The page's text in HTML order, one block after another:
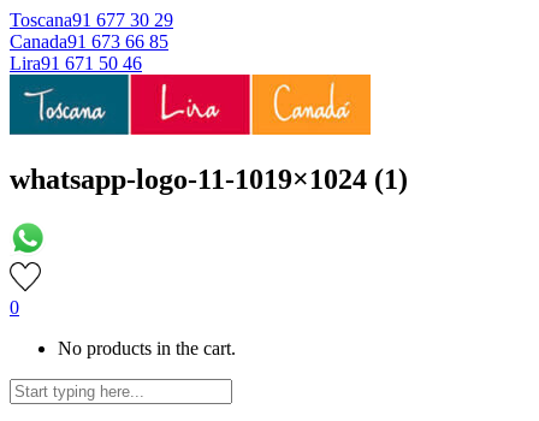
Toscana91 677 30 29
Canada91 673 66 85
Lira91 671 50 46
whatsapp-logo-11-1019×1024 (1)
0
No products in the cart.